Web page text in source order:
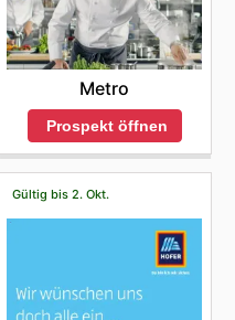
Metro
Prospekt öffnen
Gültig bis 2. Okt.